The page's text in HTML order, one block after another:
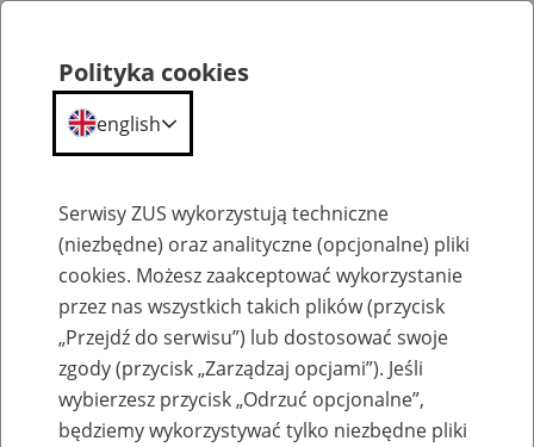
Szkolenia
Polityka cookies
english
Serwisy ZUS wykorzystują techniczne
(niezbędne) oraz analityczne (opcjonalne) pliki
cookies. Możesz zaakceptować wykorzystanie
przez nas wszystkich takich plików (przycisk
„Przejdź do serwisu”) lub dostosować swoje
zgody (przycisk „Zarządzaj opcjami”). Jeśli
wybierzesz przycisk „Odrzuć opcjonalne”,
będziemy wykorzystywać tylko niezbędne pliki